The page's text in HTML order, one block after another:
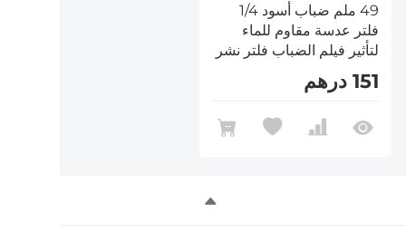
49 ملم ضباب أسود 1/4
فلتر عدسة مقاوم للماء
لتأثير فيلم الضباب فلتر نشر
الطبقات للفيديو / مدونة
الفوتوغرافي نانو دي
151 درهم